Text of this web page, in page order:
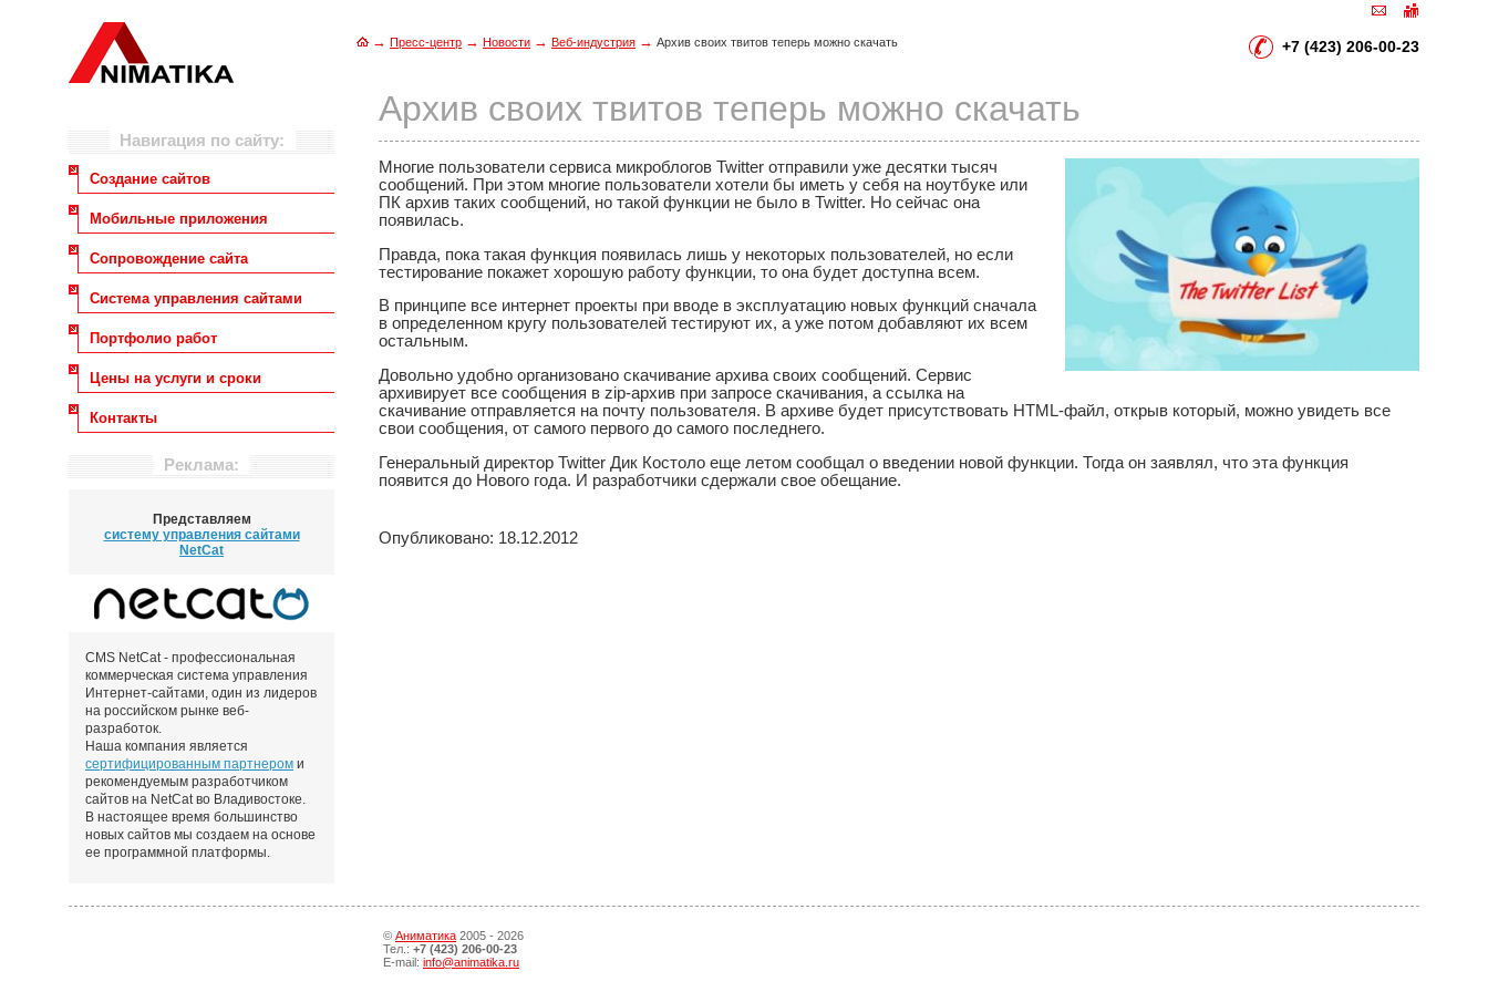
+7 (423) 206-00-23
→ Пресс-центр → Новости → Веб-индустрия → Архив своих твитов теперь можно скачать
Архив своих твитов теперь можно скачать
Многие пользователи сервиса микроблогов Twitter отправили уже десятки тысяч
сообщений. При этом многие пользователи хотели бы иметь у себя на ноутбуке или
ПК архив таких сообщений, но такой функции не было в Twitter. Но сейчас она
появилась.
Правда, пока такая функция появилась лишь у некоторых пользователей, но если
тестирование покажет хорошую работу функции, то она будет доступна всем.
В принципе все интернет проекты при вводе в эксплуатацию новых функций сначала
в определенном кругу пользователей тестируют их, а уже потом добавляют их всем
остальным.
Довольно удобно организовано скачивание архива своих сообщений. Сервис
архивирует все сообщения в zip-архив при запросе скачивания, а ссылка на
скачивание отправляется на почту пользователя. В архиве будет присутствовать HTML-файл, открыв который, можно увидеть все
свои сообщения, от самого первого до самого последнего.
Генеральный директор Twitter Дик Костоло еще летом сообщал о введении новой функции. Тогда он заявлял, что эта функция
появится до Нового года. И разработчики сдержали свое обещание.
Опубликовано: 18.12.2012
Навигация по сайту:
Создание сайтов
Мобильные приложения
Сопровождение сайта
Система управления сайтами
Портфолио работ
Цены на услуги и сроки
Контакты
Реклама:
Представляем
систему управления сайтами
NetCat
CMS NetCat - профессиональная
коммерческая система управления
Интернет-сайтами, один из лидеров
на российском рынке веб-
разработок.
Наша компания является
сертифицированным партнером и
рекомендуемым разработчиком
сайтов на NetCat во Владивостоке.
В настоящее время большинство
новых сайтов мы создаем на основе
ее программной платформы.
© Аниматика 2005 - 2026
Тел.: +7 (423) 206-00-23
E-mail: info@animatika.ru